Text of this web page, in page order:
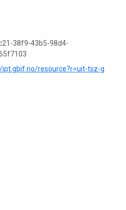
38f9-43b5-98d4-
ipt.gbif.no/resource?r=uit-tsz-g